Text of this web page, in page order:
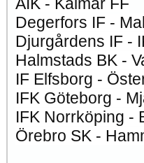
Degerfors IF -
Djurgårdens IF -
Halmstads BK -
IF Elfsborg -
IFK Göteborg -
IFK Norrköping -
Örebro SK -